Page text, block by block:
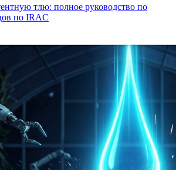
тлю: полное руководство по
по IRAC